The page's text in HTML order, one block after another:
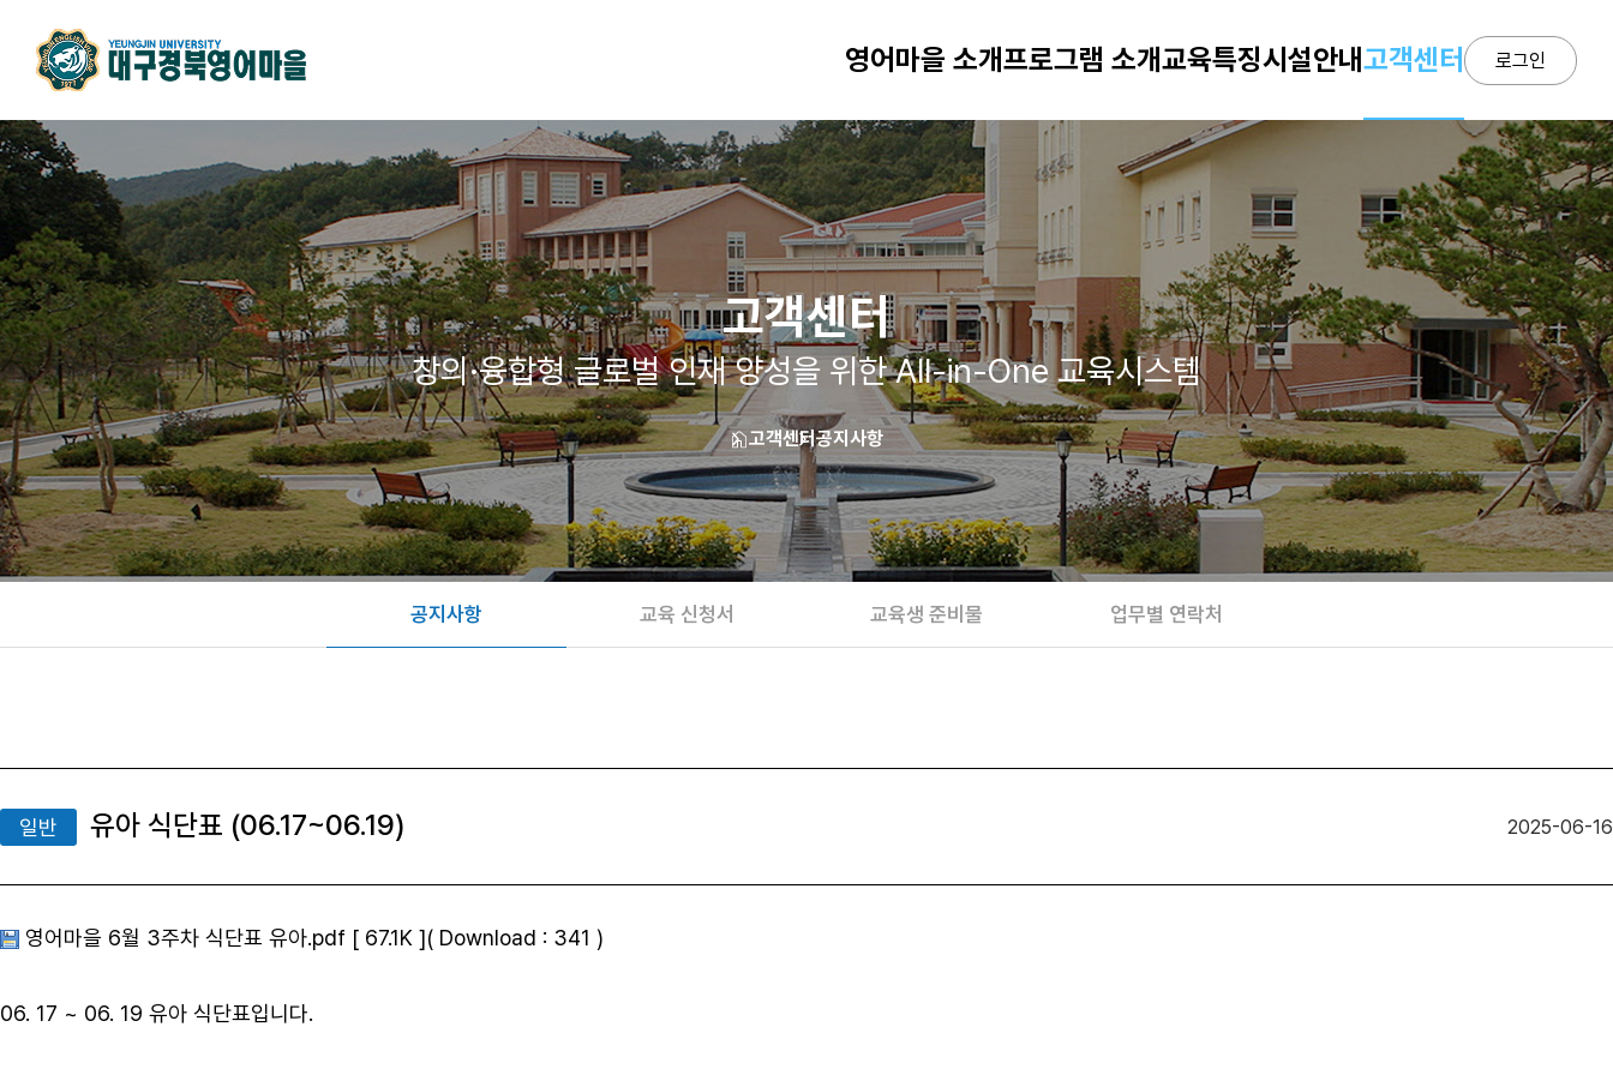
로그인
영어마을 소개프로그램 소개교육특징시설안내고객센터
고객센터
창의·융합형 글로벌 인재 양성을 위한 All-in-One 교육시스템
고객센터공지사항
공지사항 교육 신청서 교육생 준비물 업무별 연락처
일반 유아 식단표 (06.17~06.19) 2025-06-16
영어마을 6월 3주차 식단표 유아.pdf [ 67.1K ]( Download : 341 )
06. 17 ~ 06. 19 유아 식단표입니다.